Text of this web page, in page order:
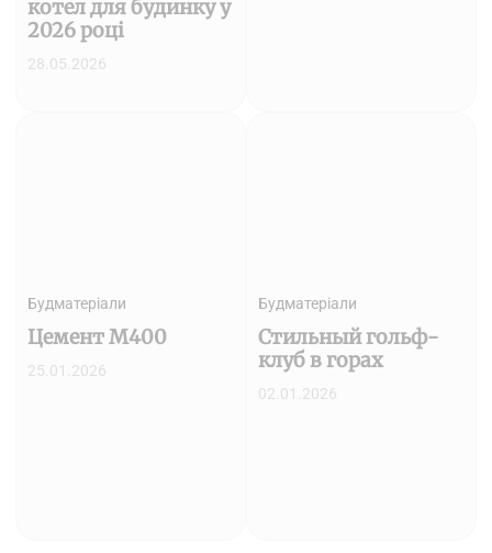
котел для будинку у
2026 році
28.05.2026
Будматеріали
Цемент М400
25.01.2026
Будматеріали
Стильный гольф-
клуб в горах
02.01.2026